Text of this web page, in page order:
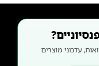
עדכוני מוצרים